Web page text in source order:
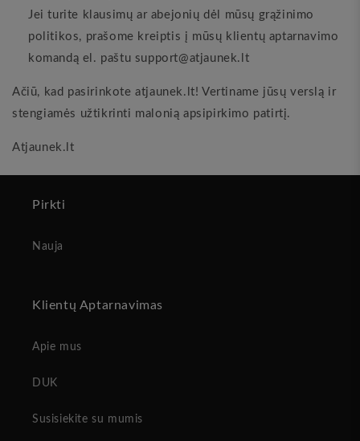
Jei turite klausimų ar abejonių dėl mūsų grąžinimo
politikos, prašome kreiptis į mūsų klientų aptarnavimo
komandą el. paštu support@atjaunek.lt
Ačiū, kad pasirinkote atjaunek.lt! Vertiname jūsų verslą ir
stengiamės užtikrinti malonią apsipirkimo patirtį.
Atjaunek.lt
Pirkti
Nauja
Klientų Aptarnavimas
Apie mus
DUK
Susisiekite su mumis